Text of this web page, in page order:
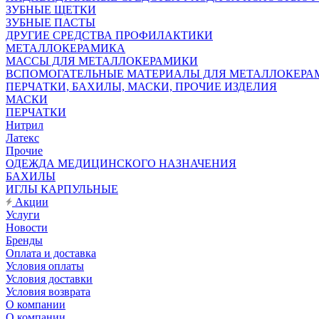
ЗУБНЫЕ ЩЕТКИ
ЗУБНЫЕ ПАСТЫ
ДРУГИЕ СРЕДСТВА ПРОФИЛАКТИКИ
МЕТАЛЛОКЕРАМИКА
МАССЫ ДЛЯ МЕТАЛЛОКЕРАМИКИ
ВСПОМОГАТЕЛЬНЫЕ МАТЕРИАЛЫ ДЛЯ
ПЕРЧАТКИ, БАХИЛЫ, МАСКИ, ПРОЧИЕ ИЗДЕЛИЯ
МАСКИ
ПЕРЧАТКИ
Нитрил
Латекс
Прочие
ОДЕЖДА МЕДИЦИНСКОГО НАЗНАЧЕНИЯ
БАХИЛЫ
ИГЛЫ КАРПУЛЬНЫЕ
Акции
Услуги
Новости
Бренды
Оплата и доставка
Условия оплаты
Условия доставки
Условия возврата
О компании